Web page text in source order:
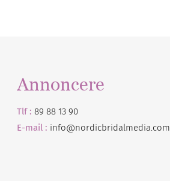
Annoncere
Tlf : 89 88 13 90
E-mail : info@nordicbridalmedia.com